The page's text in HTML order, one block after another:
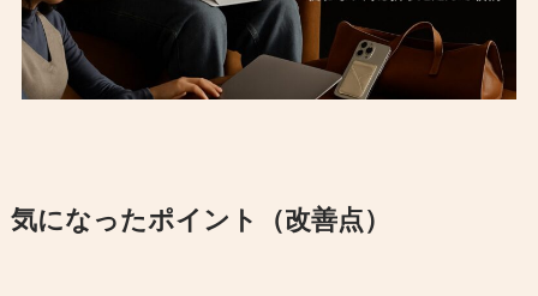
気になったポイント（改善点）